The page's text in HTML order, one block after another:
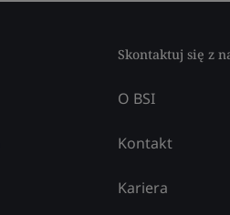
Skontaktuj się z
O BSI
Kontakt
Kariera